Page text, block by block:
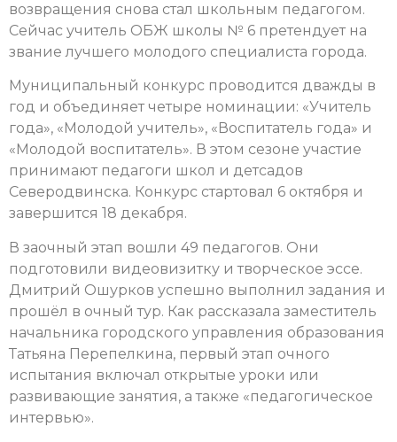
возвращения снова стал школьным педагогом.
Сейчас учитель ОБЖ школы № 6 претендует на
звание лучшего молодого специалиста города.
Муниципальный конкурс проводится дважды в
год и объединяет четыре номинации: «Учитель
года», «Молодой учитель», «Воспитатель года» и
«Молодой воспитатель». В этом сезоне участие
принимают педагоги школ и детсадов
Северодвинска. Конкурс стартовал 6 октября и
завершится 18 декабря.
В заочный этап вошли 49 педагогов. Они
подготовили видеовизитку и творческое эссе.
Дмитрий Ошурков успешно выполнил задания и
прошёл в очный тур. Как рассказала заместитель
начальника городского управления образования
Татьяна Перепелкина, первый этап очного
испытания включал открытые уроки или
развивающие занятия, а также «педагогическое
интервью».